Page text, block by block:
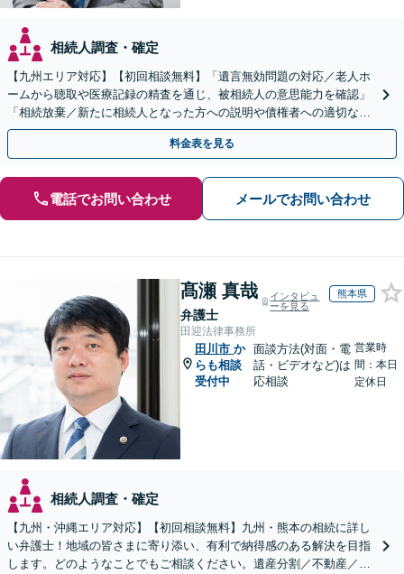
相続人調査・確定
【九州エリア対応】【初回相談無料】「遺言無効問題の対応／老人ホ
ームから聴取や医療記録の精査を通じ、被相続人の意思能力を確認」
「相続放棄／新たに相続人となった方への説明や債権者への適切な対
応まで、きめ細やかにサポート」【休日・夜間相談可】
料金表を見る
電話でお問い合わせ メールでお問い合わせ
髙瀬 真哉
弁護士
インタビュ
ーを見る
熊本県
田迎法律事務所
田川市 か
らも相談
受付中
面談方法(対面・電
話・ビデオなど)は
応相談
営業時
間：本日
定休日
相続人調査・確定
【九州・沖縄エリア対応】【初回相談無料】九州・熊本の相続に詳し
い弁護士！地域の皆さまに寄り添い、有利で納得感のある解決を目指
します。どのようなことでもご相談ください。遺産分割／不動産／遺